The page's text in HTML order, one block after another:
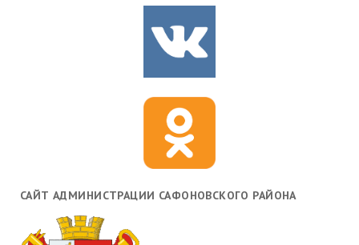
САЙТ АДМИНИСТРАЦИИ САФОНОВСКОГО РАЙОНА